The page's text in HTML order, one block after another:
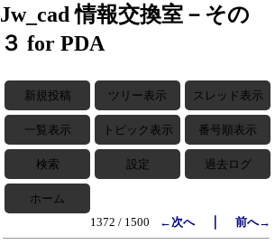
Jw_cad 情報交換室－その
３ for PDA
新規投稿 ツリー表示 スレッド表示
一覧表示 トピック表示 番号順表示
検索 設定 過去ログ
ホーム
1372 / 1500
←次へ｜ 前へ→